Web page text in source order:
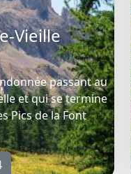
Vieille
passant au
et qui se termine
Pics de la Font